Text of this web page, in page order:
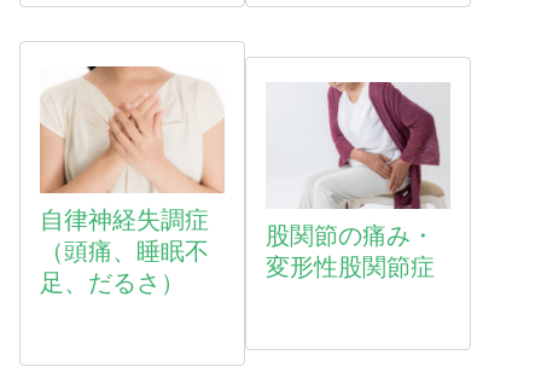
自律神経失調症
（頭痛、睡眠不
足、だるさ）
股関節の痛み・
変形性股関節症